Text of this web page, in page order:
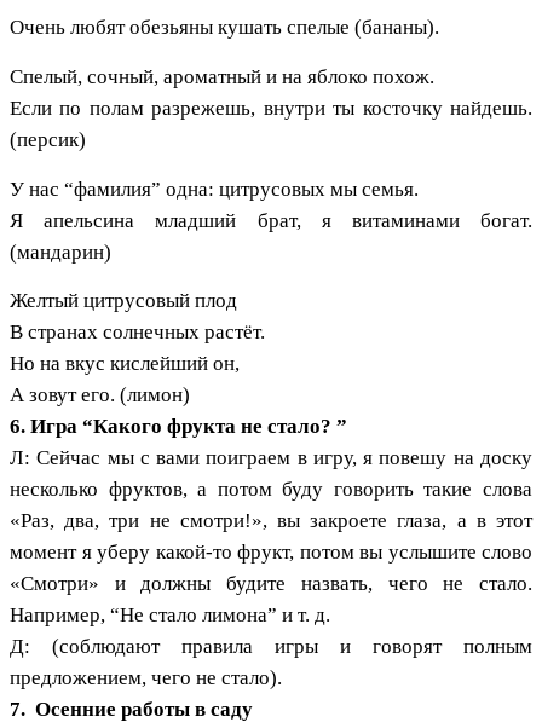
Очень любят обезьяны кушать спелые (бананы).
Спелый, сочный, ароматный и на яблоко похож.
Если по полам разрежешь, внутри ты косточку найдешь.
(персик)
У нас “фамилия” одна: цитрусовых мы семья.
Я апельсина младший брат, я витаминами богат.
(мандарин)
Желтый цитрусовый плод
В странах солнечных растёт.
Но на вкус кислейший он,
А зовут его. (лимон)
6. Игра “Какого фрукта не стало? ”
Л: Сейчас мы с вами поиграем в игру, я повешу на доску
несколько фруктов, а потом буду говорить такие слова
«Раз, два, три не смотри!», вы закроете глаза, а в этот
момент я уберу какой-то фрукт, потом вы услышите слово
«Смотри» и должны будите назвать, чего не стало.
Например, “Не стало лимона” и т. д.
Д: (соблюдают правила игры и говорят полным
предложением, чего не стало).
7. Осенние работы в саду